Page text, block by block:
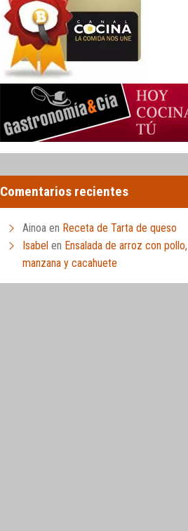
Comentarios recientes
Ainoa en Receta de Tarta de queso
Isabel en Ensalada de arroz con pollo,
manzana y cacahuete